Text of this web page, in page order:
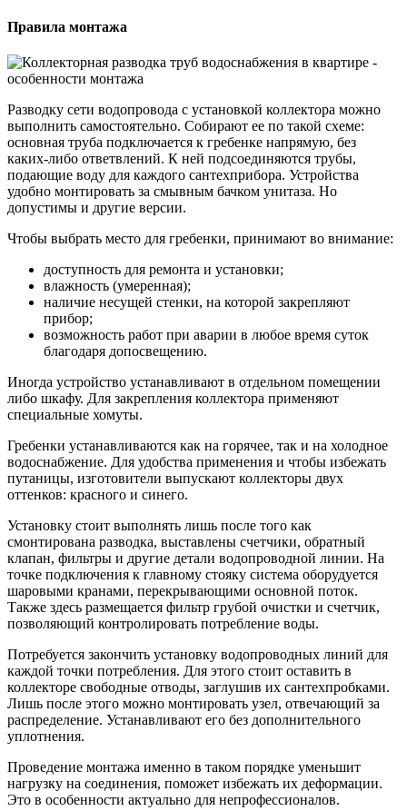
Правила монтажа
Разводку сети водопровода с установкой коллектора можно
выполнить самостоятельно. Собирают ее по такой схеме:
основная труба подключается к гребенке напрямую, без
каких-либо ответвлений. К ней подсоединяются трубы,
подающие воду для каждого сантехприбора. Устройства
удобно монтировать за смывным бачком унитаза. Но
допустимы и другие версии.
Чтобы выбрать место для гребенки, принимают во внимание:
доступность для ремонта и установки;
влажность (умеренная);
наличие несущей стенки, на которой закрепляют
прибор;
возможность работ при аварии в любое время суток
благодаря допосвещению.
Иногда устройство устанавливают в отдельном помещении
либо шкафу. Для закрепления коллектора применяют
специальные хомуты.
Гребенки устанавливаются как на горячее, так и на холодное
водоснабжение. Для удобства применения и чтобы избежать
путаницы, изготовители выпускают коллекторы двух
оттенков: красного и синего.
Установку стоит выполнять лишь после того как
смонтирована разводка, выставлены счетчики, обратный
клапан, фильтры и другие детали водопроводной линии. На
точке подключения к главному стояку система оборудуется
шаровыми кранами, перекрывающими основной поток.
Также здесь размещается фильтр грубой очистки и счетчик,
позволяющий контролировать потребление воды.
Потребуется закончить установку водопроводных линий для
каждой точки потребления. Для этого стоит оставить в
коллекторе свободные отводы, заглушив их сантехпробками.
Лишь после этого можно монтировать узел, отвечающий за
распределение. Устанавливают его без дополнительного
уплотнения.
Проведение монтажа именно в таком порядке уменьшит
нагрузку на соединения, поможет избежать их деформации.
Это в особенности актуально для непрофессионалов.